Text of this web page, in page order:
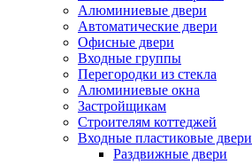
Алюминиевые двери
Автоматические двери
Офисные двери
Входные группы
Перегородки из стекла
Алюминиевые окна
Застройщикам
Строителям коттеджей
Входные пластиковые двери
Раздвижные двери